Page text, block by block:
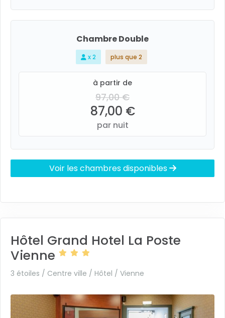
Chambre Double
x 2 plus que 2
à partir de
97,00 €
87,00 €
par nuit
Voir les chambres disponibles
Hôtel Grand Hotel La Poste
Vienne
3 étoiles / Centre ville / Hôtel / Vienne